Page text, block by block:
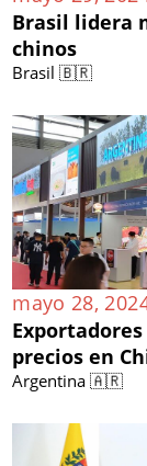
Brasil lidera
chinos
Brasil 🇧🇷
mayo 28,
precios en
Argentina 🇦🇷